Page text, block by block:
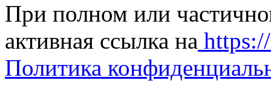
При полном или
активная ссылка на
Политика